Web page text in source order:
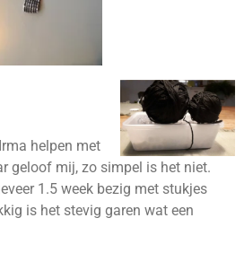
helpen met
geloof mij, zo simpel is het niet.
1.5 week bezig met stukjes
is het stevig garen wat een